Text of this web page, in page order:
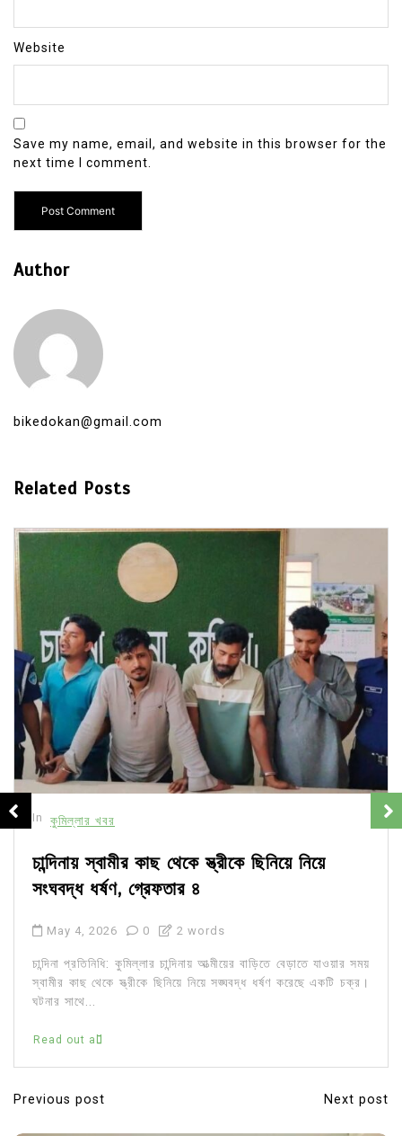
Website
Save my name, email, and website in this browser for the
next time I comment.
Author
bikedokan@gmail.com
Related Posts
In কুমিল্লার খবর
চান্দিনায় স্বামীর কাছ থেকে স্ত্রীকে ছিনিয়ে নিয়ে
সংঘবদ্ধ ধর্ষণ, গ্রেফতার ৪
May 4, 2026 0 2 words
চান্দিনা প্রতিনিধি: কুমিল্লার চান্দিনায় আত্মীয়ের বাড়িতে বেড়াতে যাওয়ার সময়
স্বামীর কাছ থেকে স্ত্রীকে ছিনিয়ে নিয়ে সঙ্ঘবদ্ধ ধর্ষণ করেছে একটি চক্র।
ঘটনার সাথে...
Read out all
P
Previous post Next post